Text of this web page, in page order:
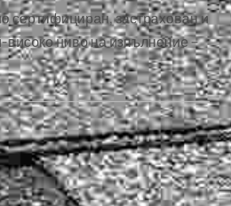
сертифициран, застрахован и
високо ниво на изпълнение –